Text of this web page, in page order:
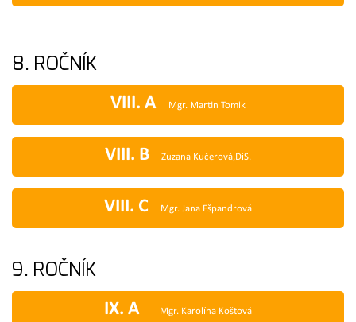
8. ROČNÍK
VIII. A Mgr. Martin Tomik
VIII. B Zuzana Kučerová,DiS.
VIII. C Mgr. Jana Ešpandrová
9. ROČNÍK
IX. A Mgr. Karolína Koštová